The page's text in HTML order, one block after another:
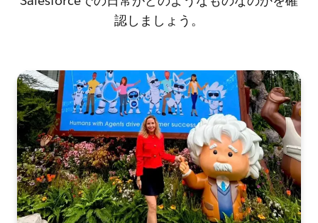
認しましょう。